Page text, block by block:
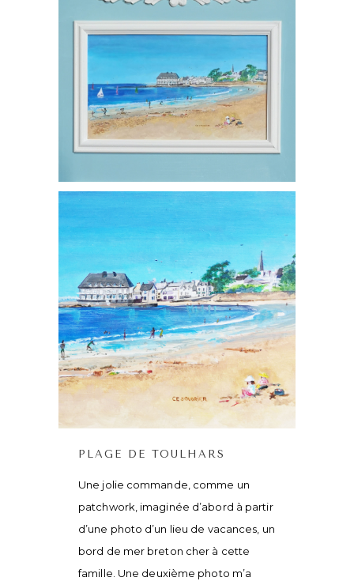
PLAGE DE TOULHARS
Une jolie commande, comme un
patchwork, imaginée d’abord à partir
d’une photo d’un lieu de vacances, un
bord de mer breton cher à cette
famille. Une deuxième photo m’a